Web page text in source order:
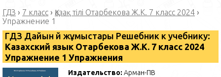
ГДЗ › 7 класс › Қазақ тілі Отарбекова Ж.К. 7 класс 2024 ›
Упражнение 1
ГДЗ Дайын үй жұмыстары Решебник к учебнику:
Казахский язык Отарбекова Ж.К. 7 класс 2024
Упражнение 1 Упражнения
Издательство:Арман-ПВ